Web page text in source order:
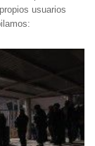
usuarios